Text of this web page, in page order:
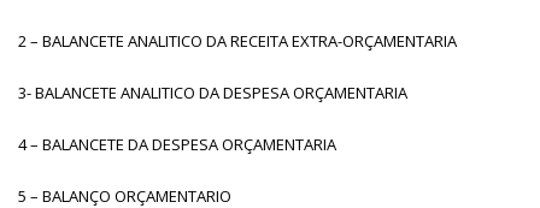
2 – BALANCETE ANALITICO DA RECEITA EXTRA-ORÇAMENTARIA
3- BALANCETE ANALITICO DA DESPESA ORÇAMENTARIA
4 – BALANCETE DA DESPESA ORÇAMENTARIA
5 – BALANÇO ORÇAMENTARIO